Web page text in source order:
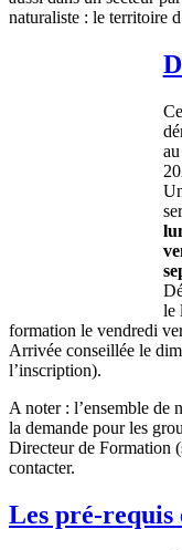
naturaliste : le territoire
le
formation le vendredi
Arrivée conseillée le
l’inscription).
A noter : l’ensemble de
la demande pour les
Directeur de Formation
contacter.
Les pré-requis